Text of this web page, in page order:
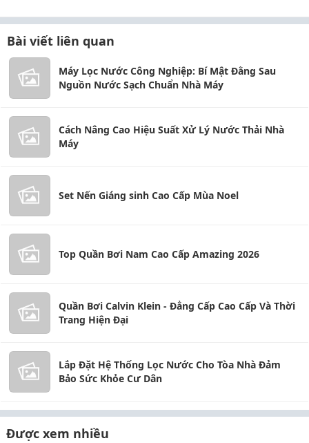
Bài viết liên quan
Máy Lọc Nước Công Nghiệp: Bí Mật Đằng Sau
Nguồn Nước Sạch Chuẩn Nhà Máy
Cách Nâng Cao Hiệu Suất Xử Lý Nước Thải Nhà
Máy
Set Nến Giáng sinh Cao Cấp Mùa Noel
Top Quần Bơi Nam Cao Cấp Amazing 2026
Quần Bơi Calvin Klein - Đẳng Cấp Cao Cấp Và Thời
Trang Hiện Đại
Lắp Đặt Hệ Thống Lọc Nước Cho Tòa Nhà Đảm
Bảo Sức Khỏe Cư Dân
Được xem nhiều